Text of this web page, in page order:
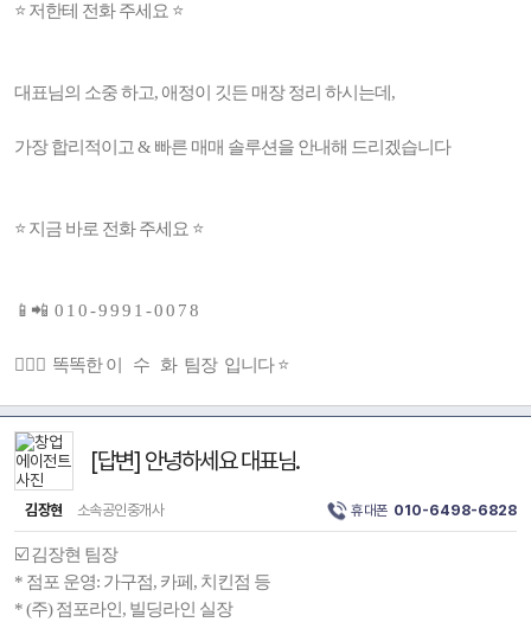
⭐️ 저한테 전화 주세요 ⭐️
대표님의 소중 하고, 애정이 깃든 매장 정리 하시는데,
가장 합리적이고 & 빠른 매매 솔루션을 안내해 드리겠습니다
⭐ 지금 바로 전화 주세요 ⭐
📱📲 0 1 0 - 9 9 9 1 - 0 0 7 8
👩🏻‍⚕️ 똑똑한 이 수 화 팀장 입니다 ⭐
[답변] 안녕하세요 대표님.
김장현 소속공인중개사 휴대폰 010-6498-6828
☑️ 김장현 팀장
* 점포 운영: 가구점, 카페, 치킨점 등
* (주) 점포라인, 빌딩라인 실장